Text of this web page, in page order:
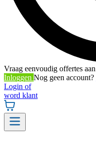
Vraag eenvoudig offertes aan
Inloggen Nog geen account?
Login of
word klant